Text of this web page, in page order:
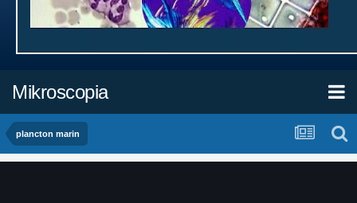
Mikroscopia
plancton marin